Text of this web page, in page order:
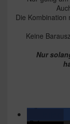
Die Kombination
Keine
Nur